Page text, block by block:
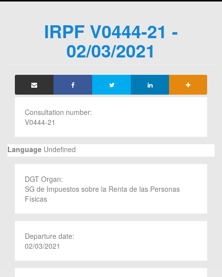
IRPF V0444-21 -
02/03/2021
Consultation number:
V0444-21
Language Undefined
DGT Organ:
SG de Impuestos sobre la Renta de las Personas
Físicas
Departure date:
02/03/2021